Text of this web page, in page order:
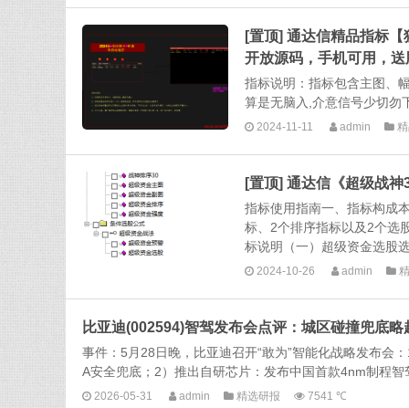
[置顶] 通达信精品指标
开放源码，手机可用，送
指标说明：指标包含主图、
算是无脑入,介意信号少切勿
2024-11-11 admin
[置顶] 通达信《超级战
指标使用指南一、指标构成
标、2个排序指标以及2个选
标说明（一）超级资金选股
2024-10-26 admin
比亚迪(002594)智驾发布会点评：城区碰撞兜底
事件：5月28日晚，比亚迪召开“敢为”智能化战略发布会
A安全兜底；2）推出自研芯片：发布中国首款4nm制程
2026-05-31 admin 精选研报 7541 ℃